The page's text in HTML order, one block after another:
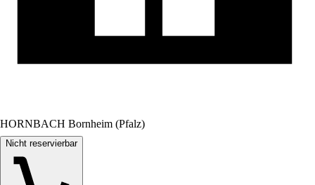
HORNBACH Bornheim (Pfalz)
Nicht reservierbar